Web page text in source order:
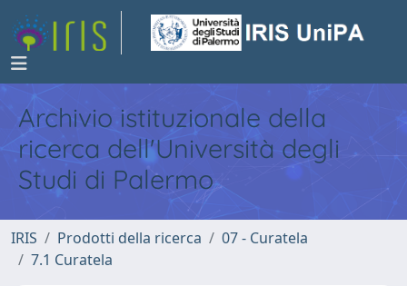
Archivio istituzionale della
ricerca dell'Università degli
Studi di Palermo
IRIS Prodotti della ricerca
07 - Curatela
7.1 Curatela